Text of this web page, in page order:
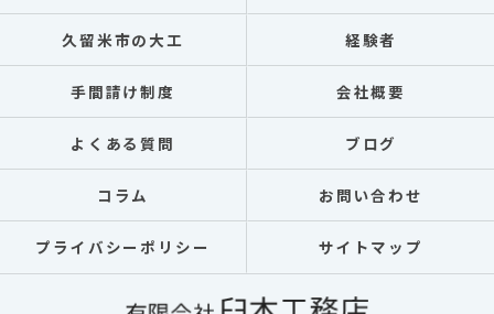
久留米市の大工 経験者
手間請け制度 会社概要
よくある質問 ブログ
コラム お問い合わせ
プライバシーポリシー サイトマップ